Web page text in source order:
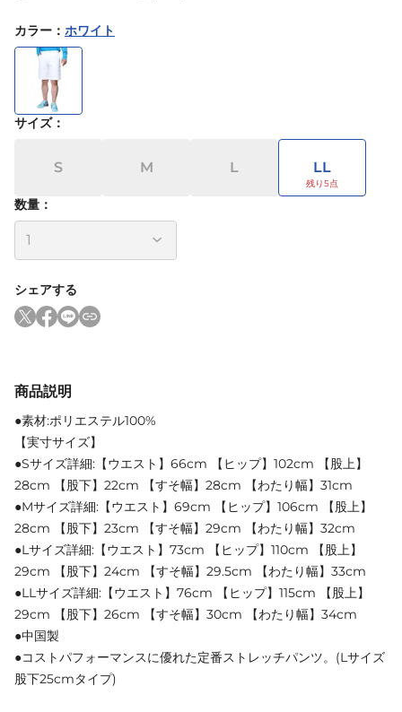
カラー ： ホワイト
サイズ：
S M L LL
数量：
シェアする
商品説明
●素材:ポリエステル100%
【実寸サイズ】
●Sサイズ詳細:【ウエスト】66cm 【ヒップ】102cm 【股上】
28cm 【股下】22cm 【すそ幅】28cm 【わたり幅】31cm
●Mサイズ詳細:【ウエスト】69cm 【ヒップ】106cm 【股上】
28cm 【股下】23cm 【すそ幅】29cm 【わたり幅】32cm
●Lサイズ詳細:【ウエスト】73cm 【ヒップ】110cm 【股上】
29cm 【股下】24cm 【すそ幅】29.5cm 【わたり幅】33cm
●LLサイズ詳細:【ウエスト】76cm 【ヒップ】115cm 【股上】
29cm 【股下】26cm 【すそ幅】30cm 【わたり幅】34cm
●中国製
●コストパフォーマンスに優れた定番ストレッチパンツ。(Lサイズ
股下25cmタイプ)